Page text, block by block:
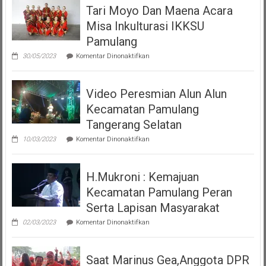
(PMP
Tangsel
Tari Moyo Dan Maena Acara
Misa Inkulturasi IKKSU
Pamulang
30/05/2023 Komentar Dinonaktifkanpada
Moyo
Maena
Acara
Misa
Inkulturasi
IKKSU
Pamulang
Video Peresmian Alun Alun
Kecamatan Pamulang
Tangerang Selatan
10/03/2023 Komentar Dinonaktifkanpada
Peresmian
Alun
Kecamatan
Pamulang
Tangerang
Selatan
H.Mukroni : Kemajuan
Kecamatan Pamulang Peran
Serta Lapisan Masyarakat
02/03/2023 Komentar Dinonaktifkanpada
:
Kecamatan
Saat Marinus Gea,Anggota DPR